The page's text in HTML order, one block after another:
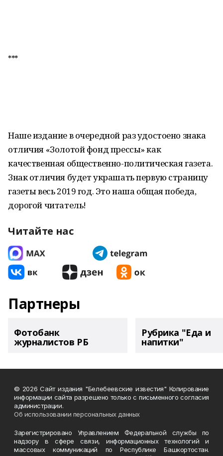
***
Наше издание в очередной раз удостоено знака
отличия «Золотой фонд прессы» как
качественная общественно-политическая газета.
Знак отличия будет украшать первую страницу
газеты весь 2019 год. Это наша общая победа,
дорогой читатель!
Читайте нас
Партнеры
Фотобанк
журналистов РБ
Рубрика "Еда и
напитки"
© 2026 Сайт издания "Белебеевские известия" Копирование
информации сайта разрешено только с письменного согласия
администрации.
Об использовании персональных данных
Зарегистрировано Управлением Федеральной службы по
надзору в сфере связи, информационных технологий и
массовых коммуникаций по Республике Башкортостан.